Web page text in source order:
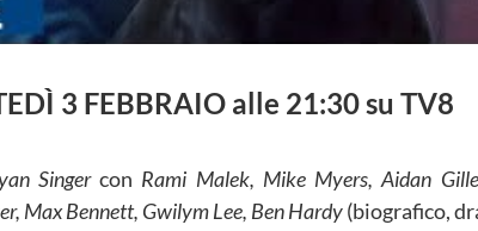
3 FEBBRAIO alle 21:30 su TV8
Singercon Rami Malek, Mike Myers, Aidan
Max Bennett, Gwilym Lee, Ben Hardy(biografico,